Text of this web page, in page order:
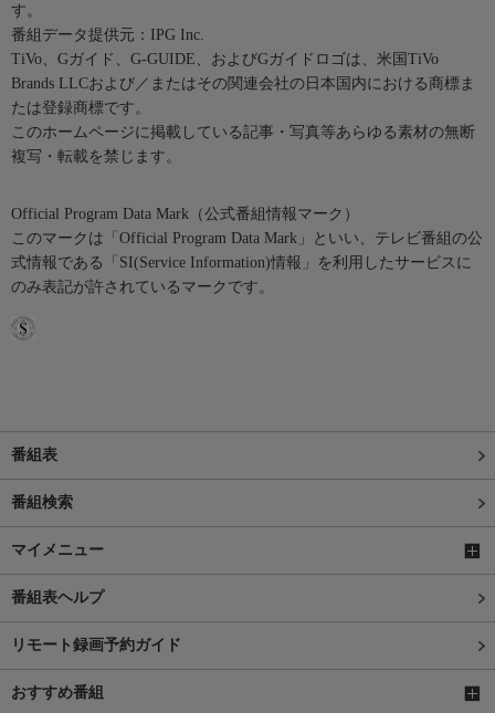
す。
番組データ提供元：IPG Inc.
TiVo、Gガイド、G-GUIDE、およびGガイドロゴは、米国TiVo
Brands LLCおよび／またはその関連会社の日本国内における商標ま
たは登録商標です。
このホームページに掲載している記事・写真等あらゆる素材の無断
複写・転載を禁じます。
Official Program Data Mark（公式番組情報マーク）
このマークは「Official Program Data Mark」といい、テレビ番組の公
式情報である「SI(Service Information)情報」を利用したサービスに
のみ表記が許されているマークです。
番組表
番組検索
マイメニュー
番組表ヘルプ
リモート録画予約ガイド
おすすめ番組